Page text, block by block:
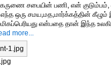
சபையின் பணி, என்
எந்த ஒரு சமய,மத,மார்க்கத்தின் கீழும்
என்பதை தான் இந்த
more...